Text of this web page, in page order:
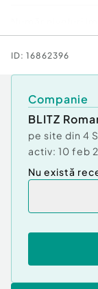
Stare
ID: 16862396
Companie
BLITZ
pe site din 4
activ: 10 feb
Nu există